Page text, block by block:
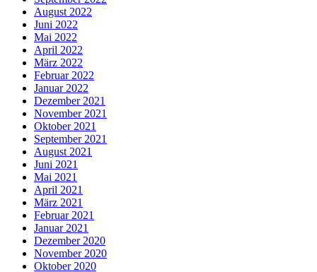
August 2022
Juni 2022
Mai 2022
April 2022
März 2022
Februar 2022
Januar 2022
Dezember 2021
November 2021
Oktober 2021
September 2021
August 2021
Juni 2021
Mai 2021
April 2021
März 2021
Februar 2021
Januar 2021
Dezember 2020
November 2020
Oktober 2020